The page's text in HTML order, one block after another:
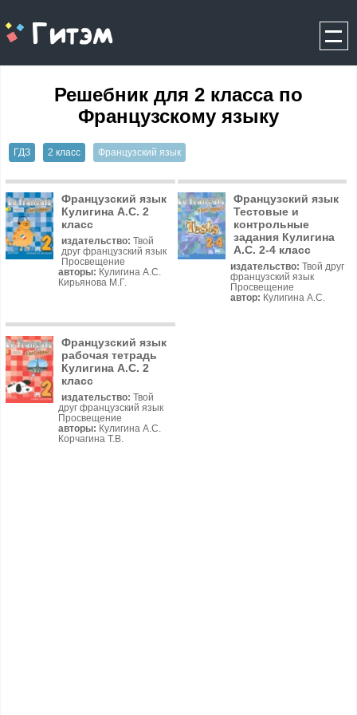
gitem.me
Решебник для 2 класса по
Французскому языку
ГДЗ 2 класс Французский язык
Французский язык
Кулигина А.С. 2
класс
издательство: Твой
друг французский язык
Просвещение
авторы: Кулигина А.С.
Кирьянова М.Г.
Французский язык
Тестовые и
контрольные
задания Кулигина
А.С. 2-4 класс
издательство: Твой друг
французский язык
Просвещение
автор: Кулигина А.С.
Французский язык
рабочая тетрадь
Кулигина А.С. 2
класс
издательство: Твой
друг французский язык
Просвещение
авторы: Кулигина А.С.
Корчагина Т.В.